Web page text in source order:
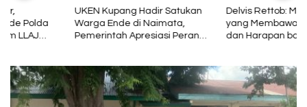
UKEN Kupang Hadir Satukan
Warga Ende di Naimata,
Pemerintah Apresiasi Peran
Delvis Rettob: Mental Baja
yang Membawa Perubahan
dan Harapan bagi PMKRI